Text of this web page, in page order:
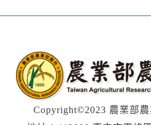
Copyright©2023 農業部